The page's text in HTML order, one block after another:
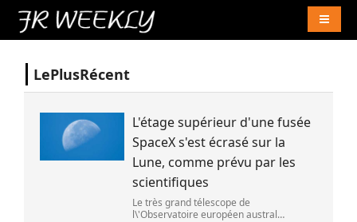
LePlusRécent
L'étage supérieur d'une fusée
SpaceX s'est écrasé sur la
Lune, comme prévu par les
scientifiques
Le très grand télescope de
l\'Observatoire européen austral